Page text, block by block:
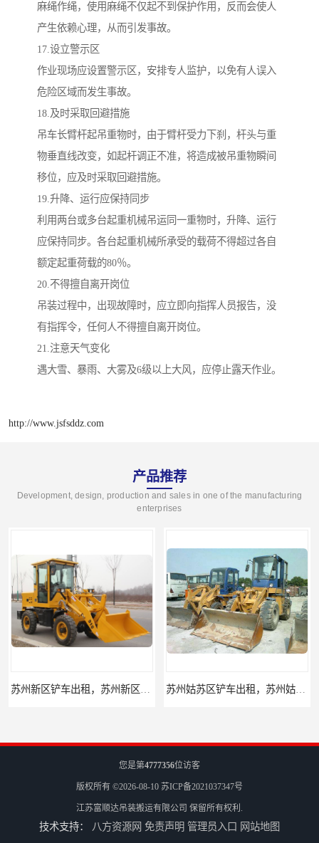
麻绳作绳，使用麻绳不仅起不到保护作用，反而会使人
产生依赖心理，从而引发事故。
17.设立警示区
作业现场应设置警示区，安排专人监护，以免有人误入
危险区域而发生事故。
18.及时采取回避措施
吊车长臂杆起吊重物时，由于臂杆受力下刹，杆头与重
物垂直线改变，如起杆调正不准，将造成被吊重物瞬间
移位，应及时采取回避措施。
19.升降、运行应保持同步
利用两台或多台起重机械吊运同一重物时，升降、运行
应保持同步。各台起重机械所承受的载荷不得超过各自
额定起重荷载的80％。
20.不得擅自离开岗位
吊装过程中，出现故障时，应立即向指挥人员报告，没
有指挥令，任何人不得擅自离开岗位。
21.注意天气变化
遇大雪、暴雨、大雾及6级以上大风，应停止露天作业。
http://www.jsfsddz.com
产品推荐
Development, design, production and sales in one of the manufacturing
enterprises
苏州新区铲车出租，苏州新区装载机出租 苏州姑苏区铲车出租，苏州姑苏区装载机出租
您是第4777356位访客
版权所有 ©2026-08-10 苏ICP备2021037347号
江苏富顺达吊装搬运有限公司 保留所有权利.
技术支持： 八方资源网 免责声明 管理员入口 网站地图